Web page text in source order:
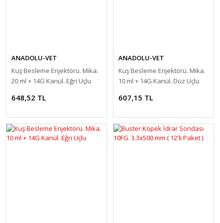
ANADOLU-VET
Kuş Besleme Enjektörü. Mika.
20 ml + 14G Kanül. Eğri Uçlu
648,52 TL
ANADOLU-VET
Kuş Besleme Enjektörü. Mika.
10 ml + 14G Kanül. Düz Uçlu
607,15 TL